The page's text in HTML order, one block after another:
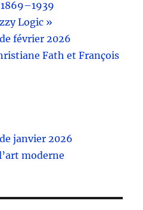
Logic »
février 2026
Fath et François
janvier 2026
moderne